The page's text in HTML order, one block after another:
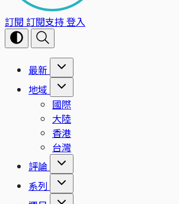
訂閱 訂閱支持登入
最新
地域
國際
大陸
香港
台灣
評論
系列